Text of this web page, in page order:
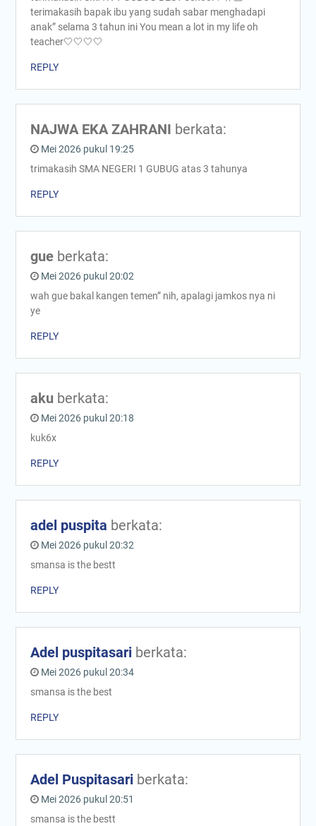
terimakasih bapak ibu yang sudah sabar menghadapi
anak” selama 3 tahun ini You mean a lot in my life oh
teacher🤍🤍🤍🤍
REPLY
NAJWA EKA ZAHRANI berkata:
Mei 2026 pukul 19:25
trimakasih SMA NEGERI 1 GUBUG atas 3 tahunya
REPLY
gue berkata:
Mei 2026 pukul 20:02
wah gue bakal kangen temen” nih, apalagi jamkos nya ni
ye
REPLY
aku berkata:
Mei 2026 pukul 20:18
kuk6x
REPLY
adel puspita berkata:
Mei 2026 pukul 20:32
smansa is the bestt
REPLY
Adel puspitasari berkata:
Mei 2026 pukul 20:34
smansa is the best
REPLY
Adel Puspitasari berkata:
Mei 2026 pukul 20:51
smansa is the bestt